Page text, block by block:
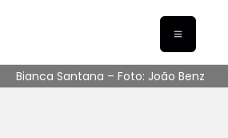
Bianca Santana – Foto: João Benz